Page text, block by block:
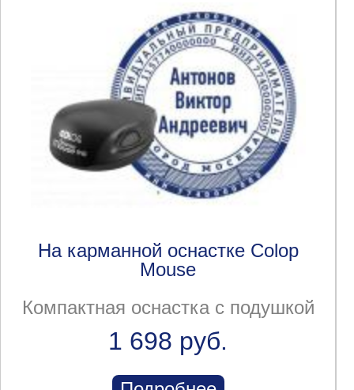
На карманной оснастке Colop
Mouse
Компактная оснастка с подушкой
1 698 руб.